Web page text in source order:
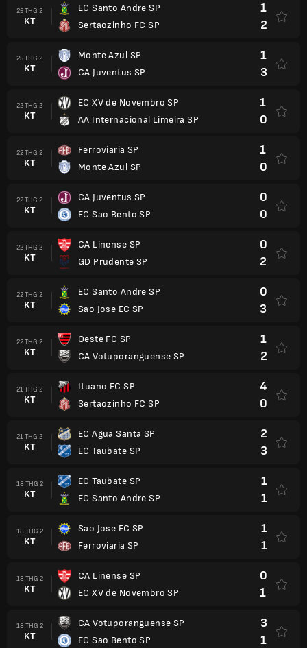
25 THG 2
KT
EC Santo Andre SP
Sertaozinho FC SP
1
2
25 THG 2
KT
Monte Azul SP
CA Juventus SP
1
3
22 THG 2
KT
EC XV de Novembro SP
AA Internacional Limeira SP
1
0
22 THG 2
KT
Ferroviaria SP
Monte Azul SP
1
0
22 THG 2
KT
CA Juventus SP
EC Sao Bento SP
0
0
22 THG 2
KT
CA Linense SP
GD Prudente SP
0
2
22 THG 2
KT
EC Santo Andre SP
Sao Jose EC SP
0
3
22 THG 2
KT
Oeste FC SP
CA Votuporanguense SP
1
2
21 THG 2
KT
Ituano FC SP
Sertaozinho FC SP
4
0
21 THG 2
KT
EC Agua Santa SP
EC Taubate SP
2
3
18 THG 2
KT
EC Taubate SP
EC Santo Andre SP
1
1
18 THG 2
KT
Sao Jose EC SP
Ferroviaria SP
1
1
18 THG 2
KT
CA Linense SP
EC XV de Novembro SP
0
1
18 THG 2
KT
CA Votuporanguense SP
EC Sao Bento SP
3
1